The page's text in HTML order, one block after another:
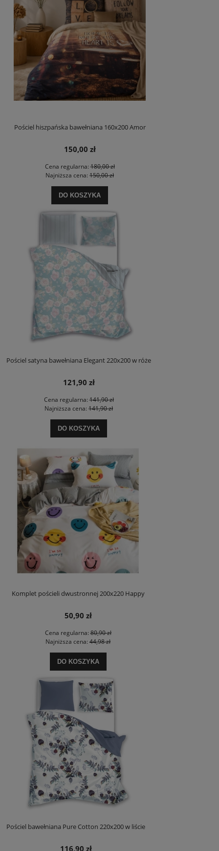
Pościel hiszpańska bawełniana 160x200 Amor
150,00 zł
Cena regularna:180,00 zł
Najniższa cena: 150,00 zł
DO KOSZYKA
Pościel satyna bawełniana Elegant 220x200 w róże
121,90 zł
Cena regularna:141,90 zł
Najniższa cena: 141,90 zł
DO KOSZYKA
Komplet pościeli dwustronnej 200x220 Happy
50,90 zł
Cena regularna:80,90 zł
Najniższa cena: 44,98 zł
DO KOSZYKA
Pościel bawełniana Pure Cotton 220x200 w liście
116,90 zł